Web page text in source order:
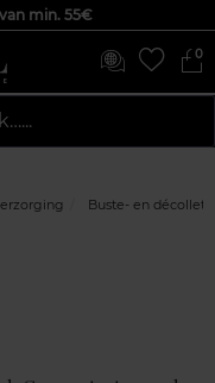
min. 55€
0
Buste- en